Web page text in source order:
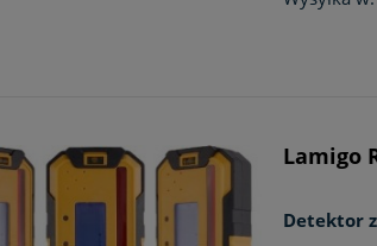
Lamigo
Detektor